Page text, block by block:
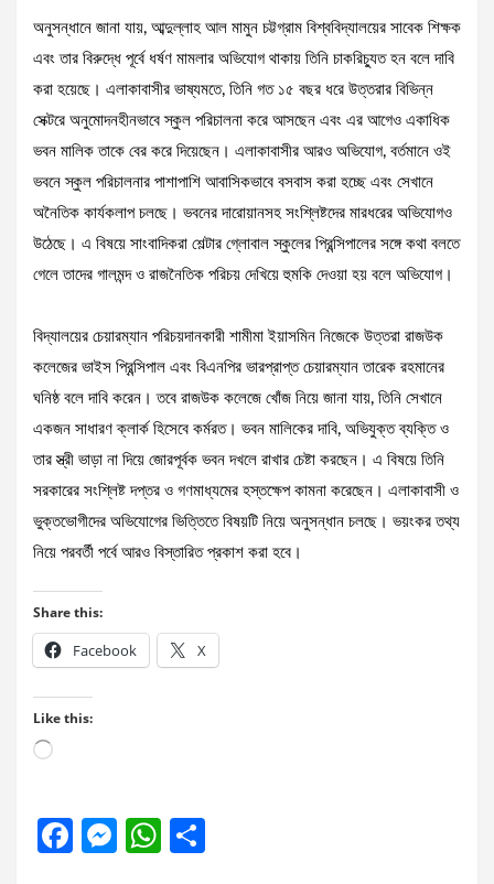
অনুসন্ধানে জানা যায়, আব্দুল্লাহ আল মামুন চট্টগ্রাম বিশ্ববিদ্যালয়ের সাবেক শিক্ষক
এবং তার বিরুদ্ধে পূর্বে ধর্ষণ মামলার অভিযোগ থাকায় তিনি চাকরিচ্যুত হন বলে দাবি
করা হয়েছে। এলাকাবাসীর ভাষ্যমতে, তিনি গত ১৫ বছর ধরে উত্তরার বিভিন্ন
সেক্টরে অনুমোদনহীনভাবে স্কুল পরিচালনা করে আসছেন এবং এর আগেও একাধিক
ভবন মালিক তাকে বের করে দিয়েছেন। এলাকাবাসীর আরও অভিযোগ, বর্তমানে ওই
ভবনে স্কুল পরিচালনার পাশাপাশি আবাসিকভাবে বসবাস করা হচ্ছে এবং সেখানে
অনৈতিক কার্যকলাপ চলছে। ভবনের দারোয়ানসহ সংশ্লিষ্টদের মারধরের অভিযোগও
উঠেছে। এ বিষয়ে সাংবাদিকরা শেল্টার গ্লোবাল স্কুলের প্রিন্সিপালের সঙ্গে কথা বলতে
গেলে তাদের গালমন্দ ও রাজনৈতিক পরিচয় দেখিয়ে হুমকি দেওয়া হয় বলে অভিযোগ।
বিদ্যালয়ের চেয়ারম্যান পরিচয়দানকারী শামীমা ইয়াসমিন নিজেকে উত্তরা রাজউক
কলেজের ভাইস প্রিন্সিপাল এবং বিএনপির ভারপ্রাপ্ত চেয়ারম্যান তারেক রহমানের
ঘনিষ্ঠ বলে দাবি করেন। তবে রাজউক কলেজে খোঁজ নিয়ে জানা যায়, তিনি সেখানে
একজন সাধারণ ক্লার্ক হিসেবে কর্মরত। ভবন মালিকের দাবি, অভিযুক্ত ব্যক্তি ও
তার স্ত্রী ভাড়া না দিয়ে জোরপূর্বক ভবন দখলে রাখার চেষ্টা করছেন। এ বিষয়ে তিনি
সরকারের সংশ্লিষ্ট দপ্তর ও গণমাধ্যমের হস্তক্ষেপ কামনা করেছেন। এলাকাবাসী ও
ভুক্তভোগীদের অভিযোগের ভিত্তিতে বিষয়টি নিয়ে অনুসন্ধান চলছে। ভয়ংকর তথ্য
নিয়ে পরবর্তী পর্বে আরও বিস্তারিত প্রকাশ করা হবে।
Share this:
Facebook X
Like this:
Loading…
F
M W